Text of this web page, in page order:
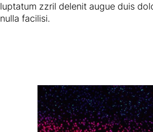
luptatum zzril delenit augue duis
nulla facilisi.